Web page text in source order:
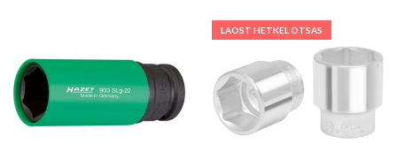
LAOST HETKEL OTSAS